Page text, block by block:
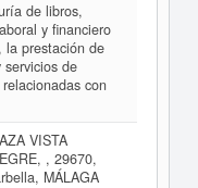
de libros,
y financiero
la prestación de
de
con
VISTA
, 29670,
MÁLAGA